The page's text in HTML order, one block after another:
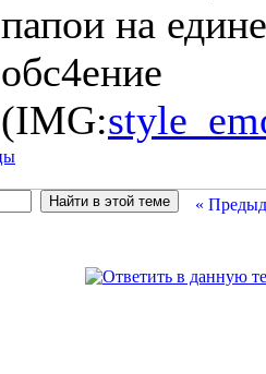
папои на
обс4ение
(IMG:
«